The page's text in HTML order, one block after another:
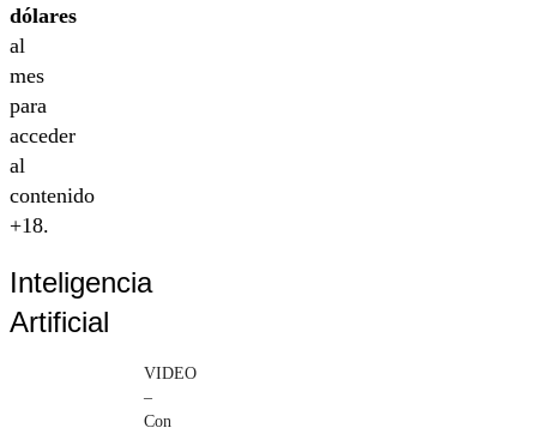
dólares
al
mes
para
acceder
al
contenido
+18.
Inteligencia
Artificial
VIDEO
–
Con